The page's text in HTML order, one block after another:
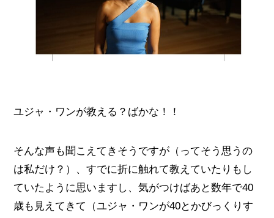
ユジャ・ワンが教える？ばかな！！
そんな声も聞こえてきそうですが（ってそう思うの
は私だけ？）、すでに折に触れて教えていたりもし
ていたように思いますし、気がつけばあと数年で40
歳も見えてきて（ユジャ・ワンが40とかびっくりす